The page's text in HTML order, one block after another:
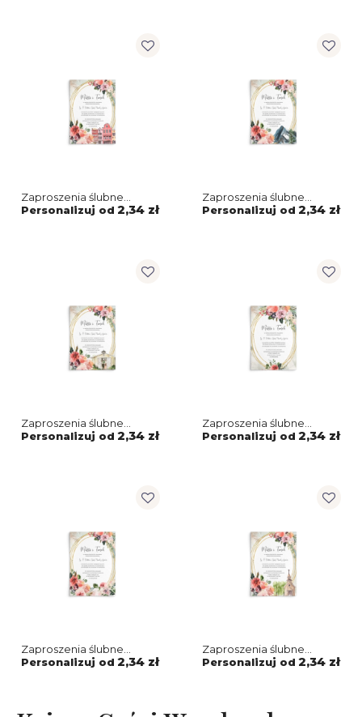
Zaproszenia ślubne
Spring Love - Motyw 5
Personalizuj od 2,34 zł
Zaproszenia ślubne
Spring Love - Motyw 6
Personalizuj od 2,34 zł
Zaproszenia ślubne
Spring Love - Motyw 4
Personalizuj od 2,34 zł
Zaproszenia ślubne
Spring Love - Motyw 3
Personalizuj od 2,34 zł
Zaproszenia ślubne
Spring Love - Motyw 2
Personalizuj od 2,34 zł
Zaproszenia ślubne
Spring Love - Motyw 1
Personalizuj od 2,34 zł